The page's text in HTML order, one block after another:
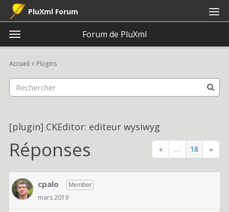
PluXml Forum
t
g
e
n
Forum de PluXml
Catégories
Discussions
Activité
Connexion
Accueil › Plugins
[plugin] CKEditor: editeur wysiwyg
« 18 »
Réponses
cpalo Member
mars 2019